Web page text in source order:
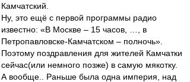
Камчатский.
Ну, это ещё с первой программы радио
известно: «В Москве – 15 часов, …, в
Петропавловске-Камчатском – полночь».
Поэтому поздравления для жителей Камчатки
сейчас(или немного позже) в самую мякотку.
А вообще.. Раньше была одна империя, над